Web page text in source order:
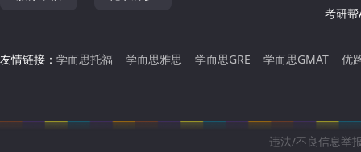
考研帮
友情链接： 学而思托福 学而思雅思 学而思GRE 学而思GMAT 优
违法/不良信息举